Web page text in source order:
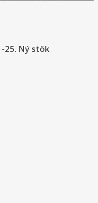
-25. Ný stök